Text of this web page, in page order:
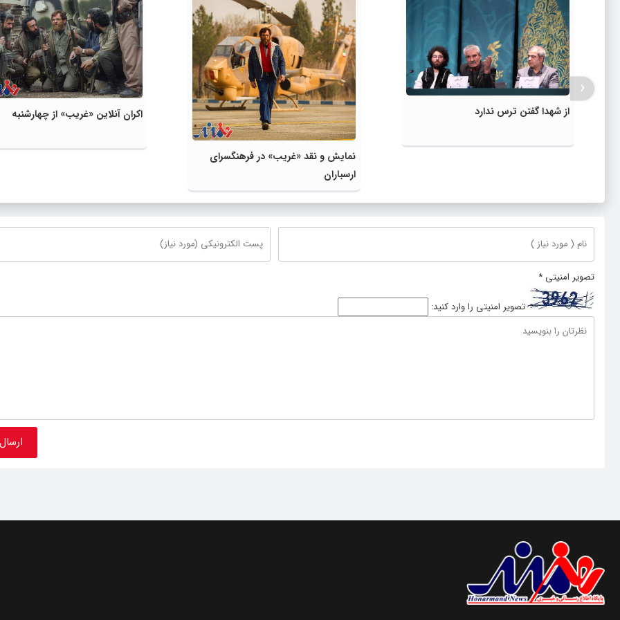
از شهدا گفتن ترس ندارد
نمایش و نقد «غریب» در فرهنگسرای
ارسباران
اکران آنلاین «غریب» از چهارشنبه
‹
تصویر امنیتی *
تصویر امنیتی را وارد کنید: